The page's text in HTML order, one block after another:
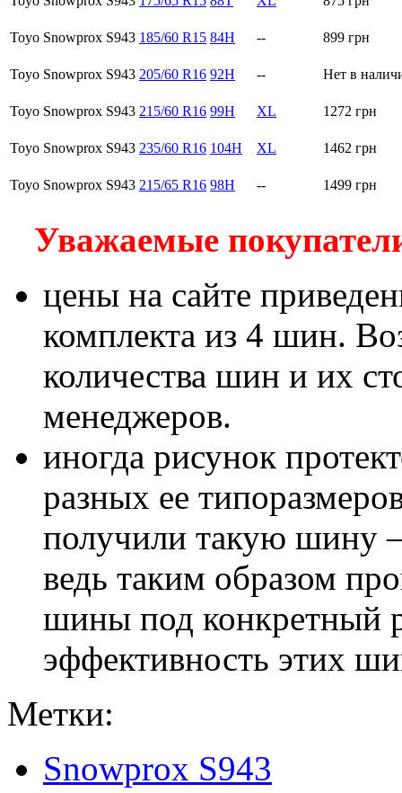
Toyo Snowprox S943 185/60 R15 84H -- 899 грн
Toyo Snowprox S943 205/60 R16 92H -- Нет в
Toyo Snowprox S943 215/60 R16 99H XL 1272 грн
Toyo Snowprox S943 235/60 R16 104H XL 1462 грн
Toyo Snowprox S943 215/65 R16 98H -- 1499 грн
Уважаемые
цены на сайте
комплекта из 4 шин.
количества шин и их
менеджеров.
иногда рисунок
разных ее
получили такую шину
ведь таким образом
шины под конкретный
эффективность этих
Метки:
Snowprox S943